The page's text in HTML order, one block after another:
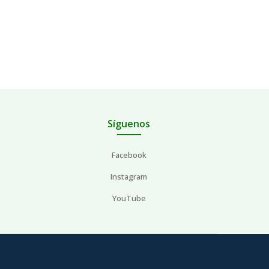
Síguenos
Facebook
Instagram
YouTube